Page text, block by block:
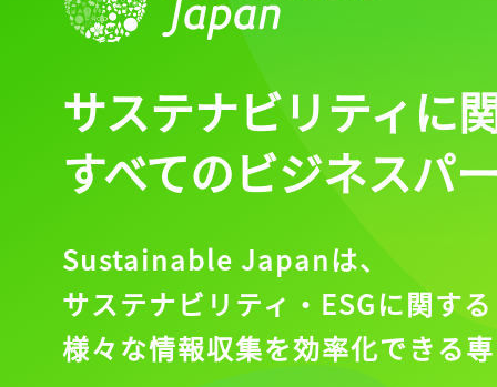
サステナビリティに
すべてのビジネスパ
Sustainable Japanは、
サステナビリティ・ESGに関する
様々な情報収集を効率化できる